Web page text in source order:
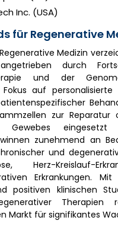
Inc. (USA)
für Regenerative
Medizin
durch
und der
Fokus auf
zur Reparatur
Gewebes eingesetzt
zunehmend an
und
Herz-Kreislauf-
Erkrankungen.
positiven klinischen
Markt für signifikantes